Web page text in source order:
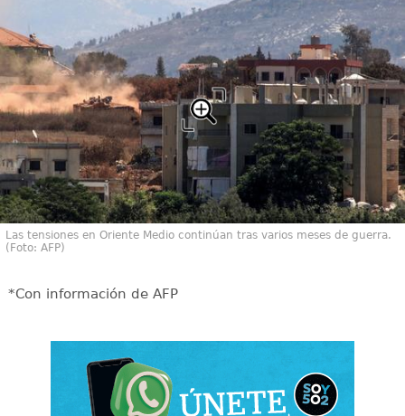
Las tensiones en Oriente Medio continúan tras varios meses de guerra.
(Foto: AFP)
*Con información de AFP